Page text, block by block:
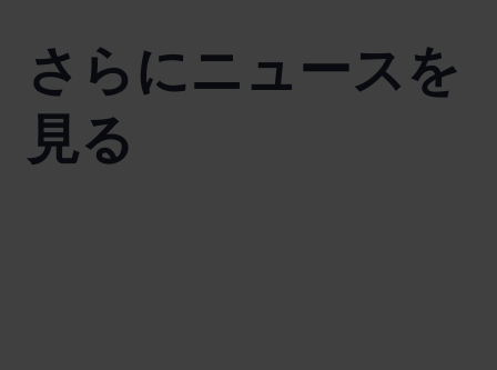
さらにニュースを
見る